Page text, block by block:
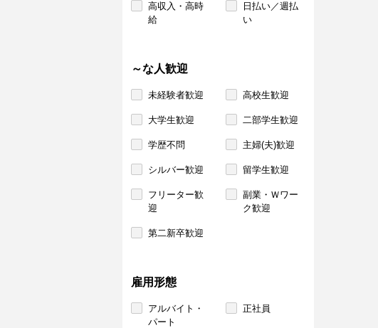
高収入・高時
給
日払い／週払
い
～な人歓迎
未経験者歓迎 高校生歓迎
大学生歓迎 二部学生歓迎
学歴不問 主婦(夫)歓迎
シルバー歓迎 留学生歓迎
フリーター歓
迎
副業・Ｗワー
ク歓迎
第二新卒歓迎
雇用形態
アルバイト・
パート
正社員